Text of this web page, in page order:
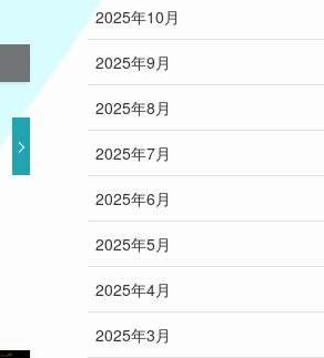
2025年10月
2025年9月
2025年8月
2025年7月
2025年6月
2025年5月
2025年4月
2025年3月